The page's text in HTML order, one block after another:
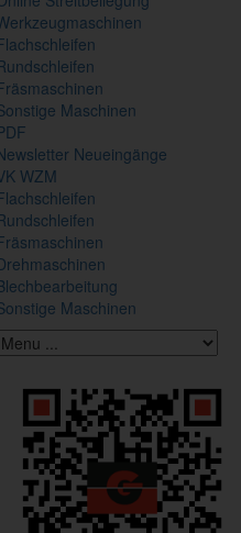
Maschinen
Neueingänge
WZM
Maschinen